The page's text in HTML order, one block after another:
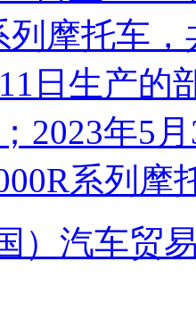
列摩托车
日生产的
2023年5
系列摩
）汽车贸